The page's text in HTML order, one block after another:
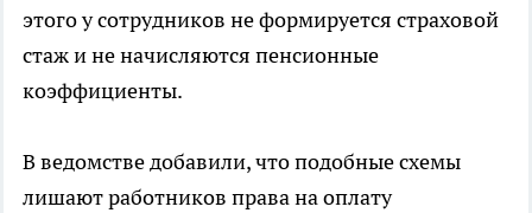
этого у сотрудников не формируется страховой
стаж и не начисляются пенсионные
коэффициенты.
В ведомстве добавили, что подобные схемы
лишают работников права на оплату